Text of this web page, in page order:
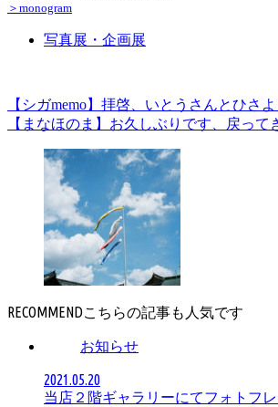
＞monogram
写真展・企画展
【シガmemo】拝啓、いとうさんとひさ
【まなほのま】お久しぶりです、戻って
RECOMMEND
お知らせ
2021.05.20
当店２階ギャラリーにてフォトフ